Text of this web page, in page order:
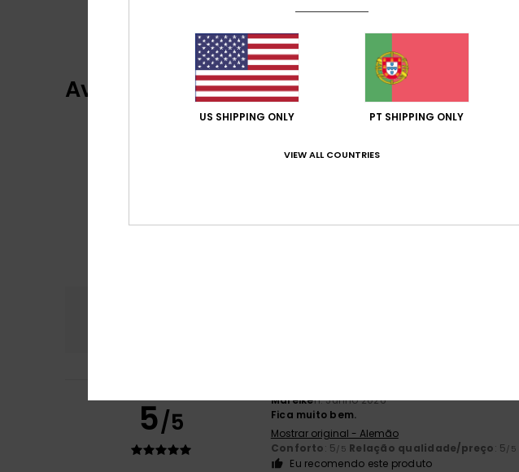
Avaliações dos clientes
5/5
Mareike11. Junho 2026
Fica muito bem.
Mostrar original - Alemão
Conforto: 5/5 Relação qualidade/preço: 5/5
Eu recomendo este produto
US SHIPPING ONLY PT SHIPPING ONLY
VIEW ALL COUNTRIES